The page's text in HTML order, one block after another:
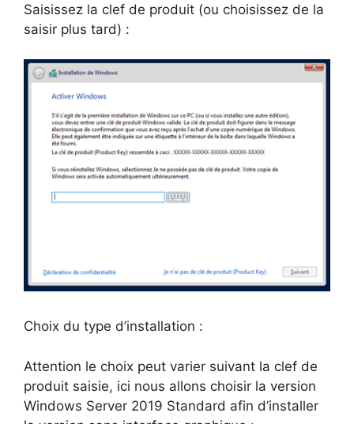
Saisissez la clef de produit (ou choisissez de la
saisir plus tard) :
Choix du type d’installation :
Attention le choix peut varier suivant la clef de
produit saisie, ici nous allons choisir la version
Windows Server 2019 Standard afin d’installer